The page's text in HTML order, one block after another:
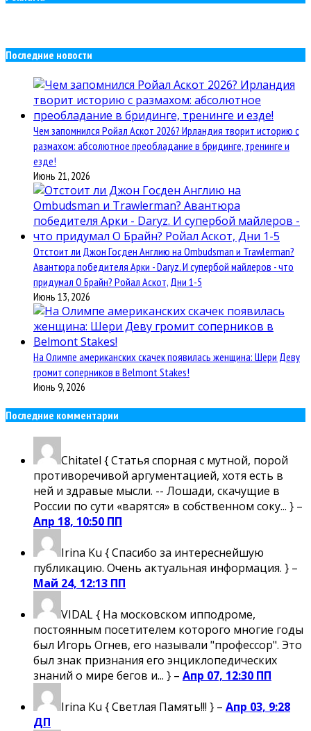
Последние новости
Чем запомнился Ройал Аскот 2026? Ирландия творит историю с
размахом: абсолютное преобладание в бридинге, тренинге и
езде!
Июнь 21, 2026
Отстоит ли Джон Госден Англию на Ombudsman и Trawlerman?
Авантюра победителя Арки - Daryz. И супербой майлеров - что
придумал О Брайн? Ройал Аскот, Дни 1-5
Июнь 13, 2026
На Олимпе американских скачек появилась женщина: Шери Деву
громит соперников в Belmont Stakes!
Июнь 9, 2026
Последние комментарии
Chitatel { Статья спорная с мутной, порой
противоречивой аргументацией, хотя есть в
ней и здравые мысли. -- Лошади, скачущие в
России по сути «варятся» в собственном соку... } –
Апр 18, 10:50 ПП
Irina Ku { Спасибо за интереснейшую
публикацию. Очень актуальная информация. } –
Май 24, 12:13 ПП
VIDAL{ На московском ипподроме,
постоянным посетителем которого многие годы
был Игорь Огнев, его называли "профессор". Это
был знак признания его энциклопедических
знаний о мире бегов и... } – Апр 07, 12:30 ПП
Irina Ku { Светлая Память!!! } – Апр 03, 9:28
ДП